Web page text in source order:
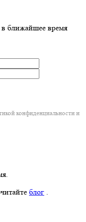
ближайшее время
конфиденциальности и
блог .